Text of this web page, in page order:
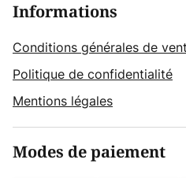
Informations
Conditions générales de
Politique de confidentialité
Mentions légales
Modes de paiement